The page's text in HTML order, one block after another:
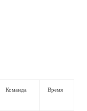
Команда Время